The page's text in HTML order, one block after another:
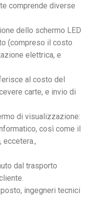
comprende diverse
dello schermo LED
(compreso il costo
elettrica, e
al costo del
carte, e invio di
di visualizzazione:
così come il
eccetera.,
dal trasporto
ingegneri tecnici